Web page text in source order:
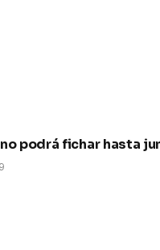
podrá fichar hasta